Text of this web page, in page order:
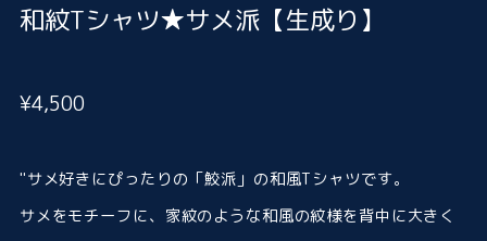
和紋Tシャツ★サメ派【生成り】
¥4,500
"サメ好きにぴったりの「鮫派」の和風Tシャツです。
サメをモチーフに、家紋のような和風の紋様を背中に大きく